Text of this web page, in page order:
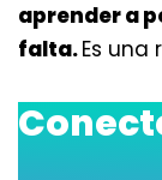
aprender a
falta.Es una